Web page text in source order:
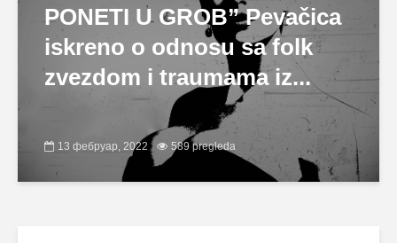
PONETI U GROB” Pevačica
iskreno o odnosu sa folk
zvezdom i traumama iz...
13 фебруар, 2022 589 pregleda